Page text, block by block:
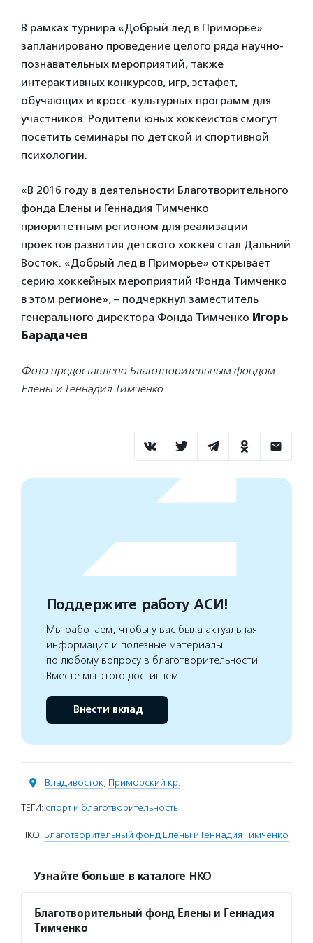
В рамках турнира «Добрый лед в Приморье»
запланировано проведение целого ряда научно-
познавательных мероприятий, также
интерактивных конкурсов, игр, эстафет,
обучающих и кросс-культурных программ для
участников. Родители юных хоккеистов смогут
посетить семинары по детской и спортивной
психологии.
«В 2016 году в деятельности Благотворительного
фонда Елены и Геннадия Тимченко
приоритетным регионом для реализации
проектов развития детского хоккея стал Дальний
Восток. «Добрый лед в Приморье» открывает
серию хоккейных мероприятий Фонда Тимченко
в этом регионе», – подчеркнул заместитель
генерального директора Фонда Тимченко Игорь
Барадачев.
Фото предоставлено Благотворительным фондом
Елены и Геннадия Тимченко
Поддержите работу АСИ!
Мы работаем, чтобы у вас была актуальная
информация и полезные материалы
по любому вопросу в благотворительности.
Вместе мы этого достигнем
Внести вклад
Владивосток, Приморский кр.
ТЕГИ: спорт и благотворительность
НКО: Благотворительный фонд Елены и Геннадия Тимченко
Узнайте больше в каталоге НКО
Благотворительный фонд Елены и Геннадия
Тимченко